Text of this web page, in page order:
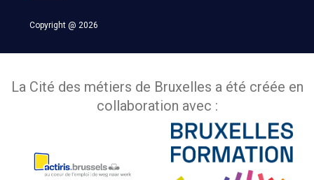
Copyright @ 2026
La Cité des métiers de Bruxelles a été créée en
collaboration avec :